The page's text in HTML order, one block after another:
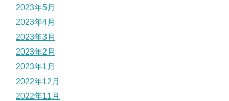
2023年5月
2023年4月
2023年3月
2023年2月
2023年1月
2022年12月
2022年11月